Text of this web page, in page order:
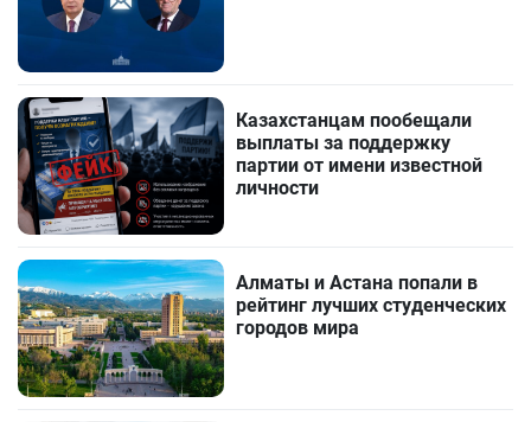
Казахстанцам пообещали
выплаты за поддержку
партии от имени известной
личности
Алматы и Астана попали в
рейтинг лучших студенческих
городов мира